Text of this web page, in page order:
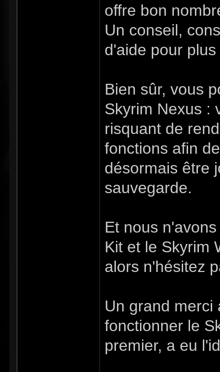
offre bon
Un conseil,
d'aide pour
Bien sûr, vous
Skyrim Nexus :
risquant de
fonctions afin
désormais être
sauvegarde.
Et nous
Kit et le Skyrim
alors n'hésitez
Un grand merci
fonctionner le
premier, a eu